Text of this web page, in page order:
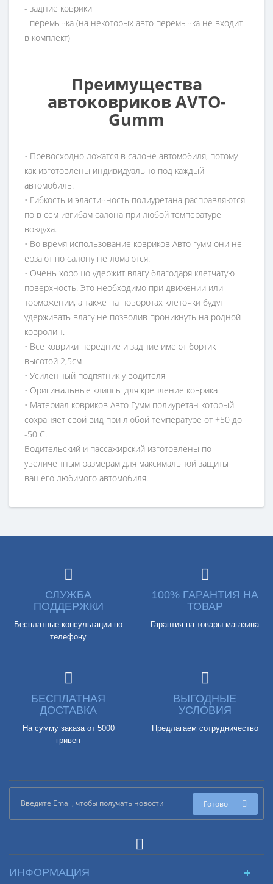
- задние коврики
- перемычка (на некоторых авто перемычка не входит
в комплект)
Преимущества
автоковриков AVTO-
Gumm
• Превосходно ложатся в салоне автомобиля, потому
как изготовлены индивидуально под каждый
автомобиль.
• Гибкость и эластичность полиуретана расправляются
по в сем изгибам салона при любой температуре
воздуха.
• Во время использование ковриков Авто гумм они не
ерзают по салону не ломаются.
• Очень хорошо удержит влагу благодаря клетчатую
поверхность. Это необходимо при движении или
торможении, а также на поворотах клеточки будут
удерживать влагу не позволив проникнуть на родной
ковролин.
• Все коврики передние и задние имеют бортик
высотой 2,5см
• Усиленный подпятник у водителя
• Оригинальные клипсы для крепление коврика
• Материал ковриков Авто Гумм полиуретан который
сохраняет свой вид при любой температуре от +50 до
-50 С.
Водительский и пассажирский изготовлены по
увеличенным размерам для максимальной защиты
вашего любимого автомобиля.
СЛУЖБА
ПОДДЕРЖКИ
Бесплатные консультации по
телефону
100% ГАРАНТИЯ НА
ТОВАР
Гарантия на товары магазина
БЕСПЛАТНАЯ
ДОСТАВКА
На сумму заказа от 5000
гривен
ВЫГОДНЫЕ
УСЛОВИЯ
Предлагаем сотрудничество
Готово
ИНФОРМАЦИЯ